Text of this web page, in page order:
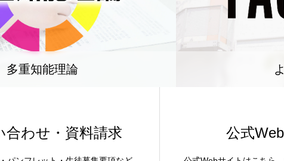
多重知能理論
合わせ・資料請求 公式